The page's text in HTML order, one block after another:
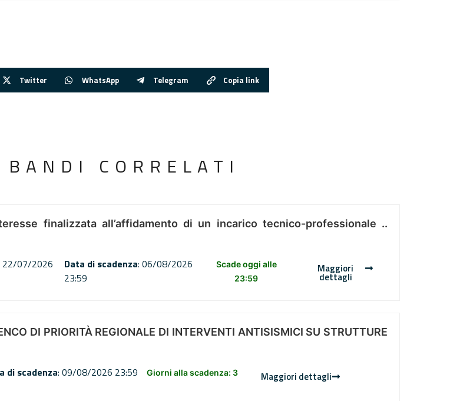
Twitter WhatsApp Telegram Copia link
CORRELATI
finalizzata all’affidamento di un incarico tecnico-professionale ..
22/07/2026
Data di scadenza: 06/08/2026
23:59
Scade oggi alle
23:59
Maggiori
dettagli
DI PRIORITÀ REGIONALE DI INTERVENTI ANTISISMICI SU STRUTTURE
di scadenza: 09/08/2026 23:59 Giorni alla scadenza: 3 Maggiori dettagli